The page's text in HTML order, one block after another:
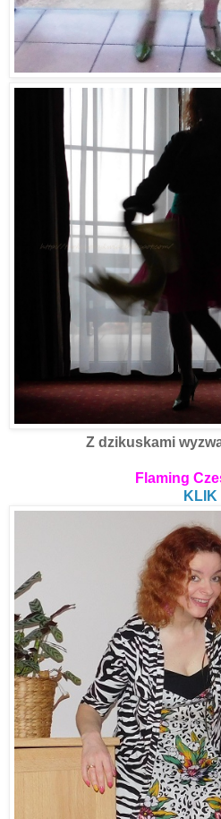
Z dzikuskami
Flaming
KLIK